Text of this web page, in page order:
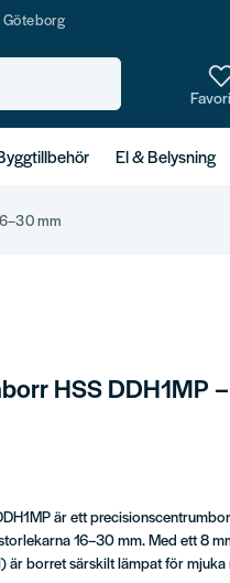
El & Belysning
mm
HSS DDH1MP
är ett
16–30 mm. Med ett 8
är borret särskilt lämpat för